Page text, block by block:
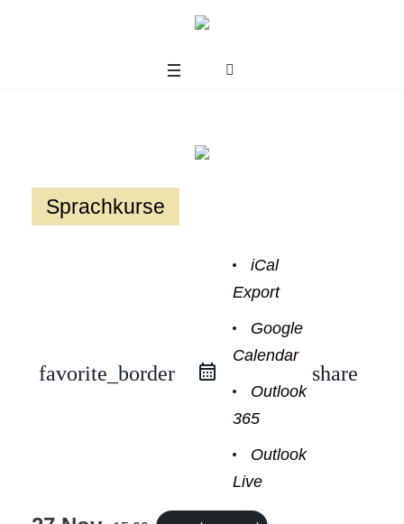
Sprachkurse
favorite_border
iCal
Export
Google
Calendar
Outlook
365
Outlook
Live
share